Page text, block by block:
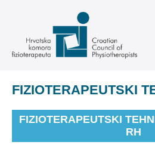
sadržaja
FIZIOTERAPEUTSKI
FIZIOTERAPEUTSKI
RH